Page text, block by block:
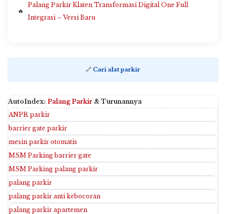
Palang Parkir Klaten Transformasi Digital One Full
Integrasi – Versi Baru
🔗 Cari alat parkir
AutoIndex: Palang Parkir & Turunannya
ANPR parkir
barrier gate parkir
mesin parkir otomatis
MSM Parking barrier gate
MSM Parking palang parkir
palang parkir
palang parkir anti kebocoran
palang parkir apartemen